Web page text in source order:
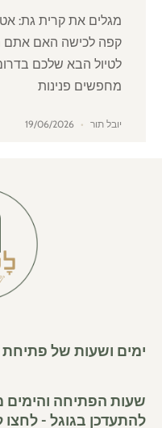
מגלים את קרית גת:
קפה לכישה האם אתם
לטיול הבא שלכם
מחפשים פנינות
יובל תור
ימים ושעות של
שעות הפתיחה
להתעדכן בגוגל - לחצו